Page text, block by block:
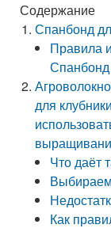
Содержание
Спанбонд
Правила
для
Что даёт
Как